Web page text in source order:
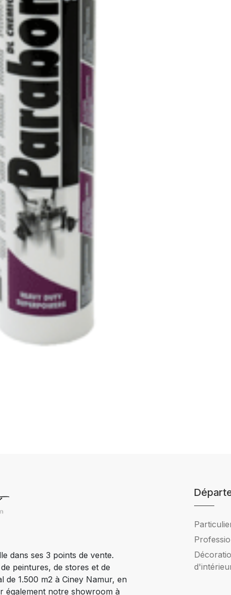
dans ses 3 points de vente.
peintures, de stores et de
de 1.500 m2 à Ciney Namur, en
également notre showroom à